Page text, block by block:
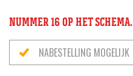
NUMMER 16 OP HET SCHEMA.
NABESTELLING MOGELIJK